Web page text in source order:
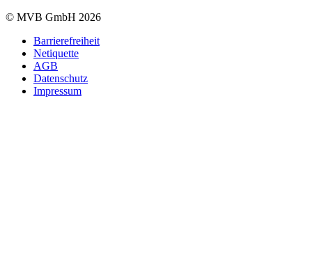
© MVB GmbH 2026
Barrierefreiheit
Netiquette
AGB
Datenschutz
Impressum